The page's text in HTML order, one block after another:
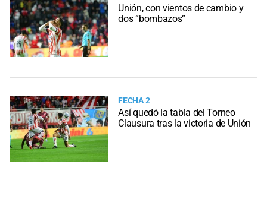
Unión, con vientos de cambio y
dos “bombazos”
FECHA 2
Así quedó la tabla del Torneo
Clausura tras la victoria de Unión